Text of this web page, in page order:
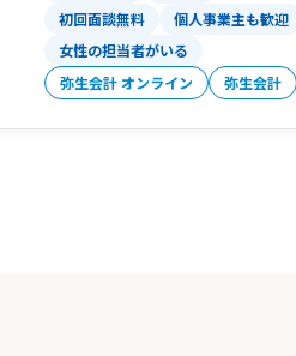
初回面談無料 個人事業主も歓迎
女性の担当者がいる
弥生会計 オンライン 弥生会計